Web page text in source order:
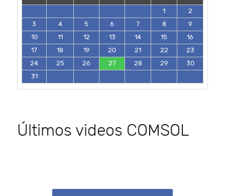
1
2
3
4 5 6 7 8
9
10
11 12 13 14 15
16
17
18 19 20 21 22
23
24
25 26 27 28 29
30
31
Últimos videos COMSOL